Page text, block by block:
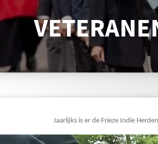
Jaarlijks is er de Frieze Indie